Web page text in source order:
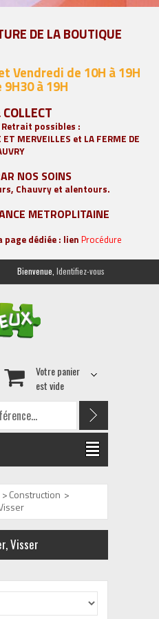
DE LA BOUTIQUE
Vendredi de 10H à 19H
9H30 à 19H
Retrait possibles :
MERVEILLES et LA FERME DE
NOS SOINS
Chauvry et alentours.
METROPLITAINE
dédiée : lien Procédure
Bienvenue, Identifiez-vous
Votre panier
est vide
>Construction >
Visser